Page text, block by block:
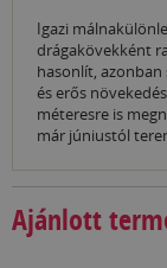
Igazi
drágakövekként
hasonlít,
és erős
méteresre is
már júniustól
Ajánlott